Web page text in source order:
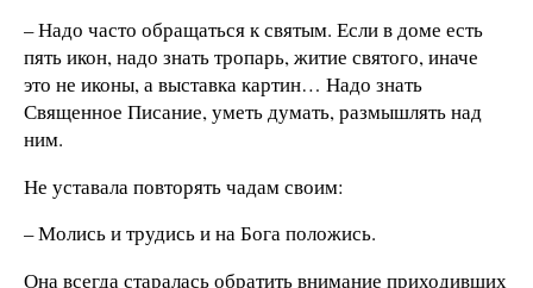
– Надо часто обращаться к святым. Если в доме есть
пять икон, надо знать тропарь, житие святого, иначе
это не иконы, а выставка картин… Надо знать
Священное Писание, уметь думать, размышлять над
ним.
Не уставала повторять чадам своим:
– Молись и трудись и на Бога положись.
Она всегда старалась обратить внимание приходивших